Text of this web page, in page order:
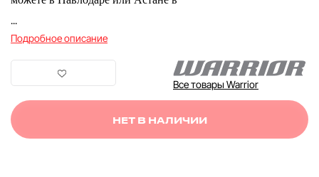
...
Подробное описание
Все товары Warrior
НЕТ В НАЛИЧИИ